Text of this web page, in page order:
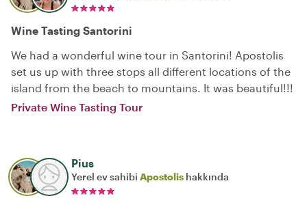
Wine Tasting Santorini
We had a wonderful wine tour in Santorini! Apostolis
set us up with three stops all different locations of the
island from the beach to mountains. It was beautiful!!!
Private Wine Tasting Tour
Pius
Yerel ev sahibi Apostolis hakkında